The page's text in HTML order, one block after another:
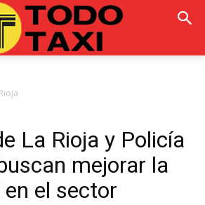
La Rioja y Policía
mejorar la
el sector